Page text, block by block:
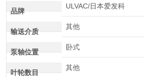
品牌
ULVAC/日本爱发科
输送介质
其他
泵轴位置
卧式
叶轮数目
其他